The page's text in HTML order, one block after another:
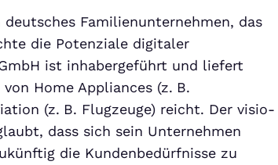
deutsches Familienunternehmen, das
die Potenziale digitaler
ist inhabergeführt und liefert
Home Appliances (z. B.
(z. B. Flugzeuge) reicht. Der visio­
dass sich sein Unternehmen
die Kundenbedürfnisse zu